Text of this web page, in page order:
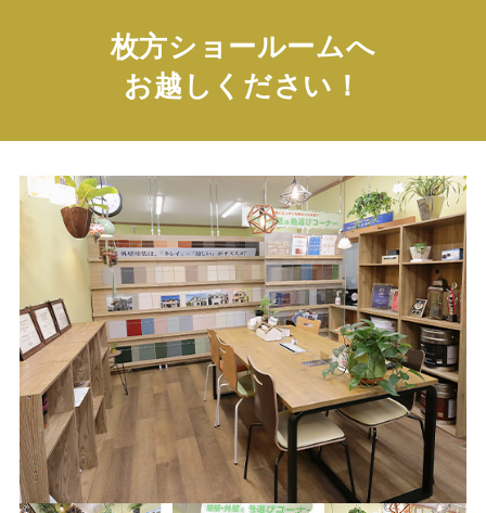
枚方ショールームへ
お越しください！